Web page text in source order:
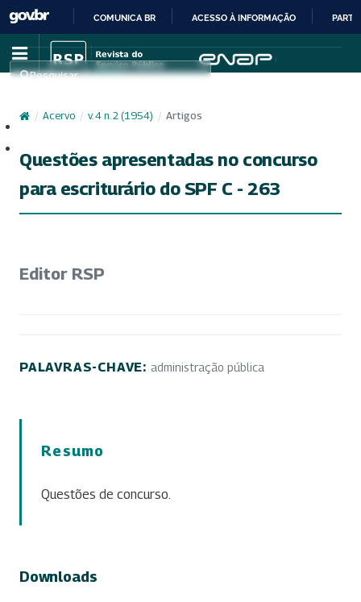
IR
PARA
CONTEÚDO
COMUNICA BR ACESSO À INFORMAÇÃO
Pesquisar
/ Acervo / v. 4 n. 2 (1954) / Artigos
Questões apresentadas no concurso
para escriturário do SPF C - 263
Editor RSP
PALAVRAS-CHAVE: administração pública
Resumo
Questões de concurso.
Downloads